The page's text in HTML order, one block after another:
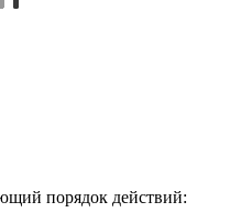
порядок действий: